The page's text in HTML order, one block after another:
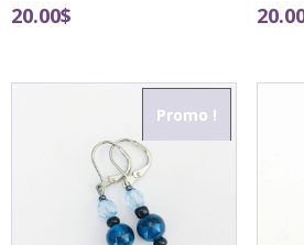
20.00$
Promo !